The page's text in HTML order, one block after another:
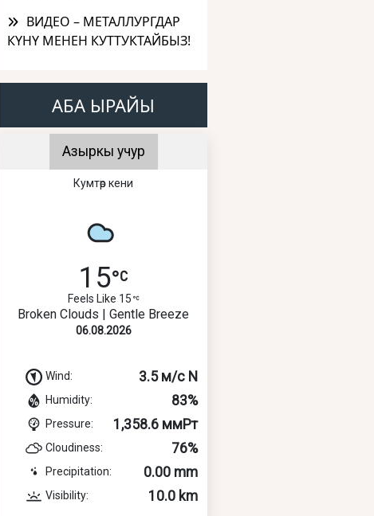
ВИДЕО – МЕТАЛЛУРГДАР
КҮНҮ МЕНЕН КУТТУКТАЙБЫЗ!
АБА ЫРАЙЫ
Азыркы учур
Кумтөр кени
15
Feels Like 15
Broken Clouds | Gentle Breeze
06.08.2026
Wind: 3.5 м/с N
Humidity: 83%
Pressure: 1,358.6 ммРт
Cloudiness: 76%
Precipitation: 0.00 mm
Visibility: 10.0 km